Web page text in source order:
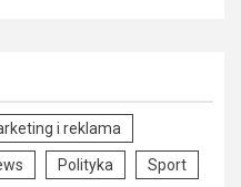
i reklama
Polityka Sport